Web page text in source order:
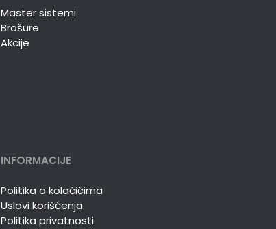
Master sistemi
Brošure
Akcije
INFORMACIJE
Politika o kolačićima
Uslovi korišćenja
Politika privatnosti